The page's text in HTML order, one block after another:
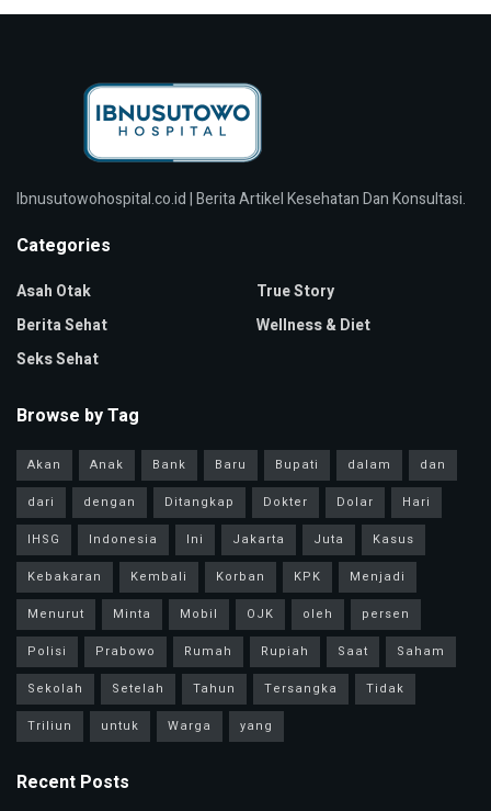
Ibnusutowohospital.co.id | Berita Artikel Kesehatan Dan Konsultasi.
Categories
Asah Otak
Berita Sehat
Seks Sehat
True Story
Wellness & Diet
Browse by Tag
Akan Anak Bank Baru Bupati dalam
dan
dari
dengan Ditangkap Dokter Dolar
Hari
IHSG
Indonesia Ini Jakarta Juta
Kasus
Kebakaran
Kembali Korban KPK
Menjadi
Menurut
Minta Mobil OJK oleh
persen
Polisi
Prabowo Rumah Rupiah Saat
Saham
Sekolah
Setelah Tahun Tersangka
Tidak
Triliun
untuk Warga yang
Recent Posts